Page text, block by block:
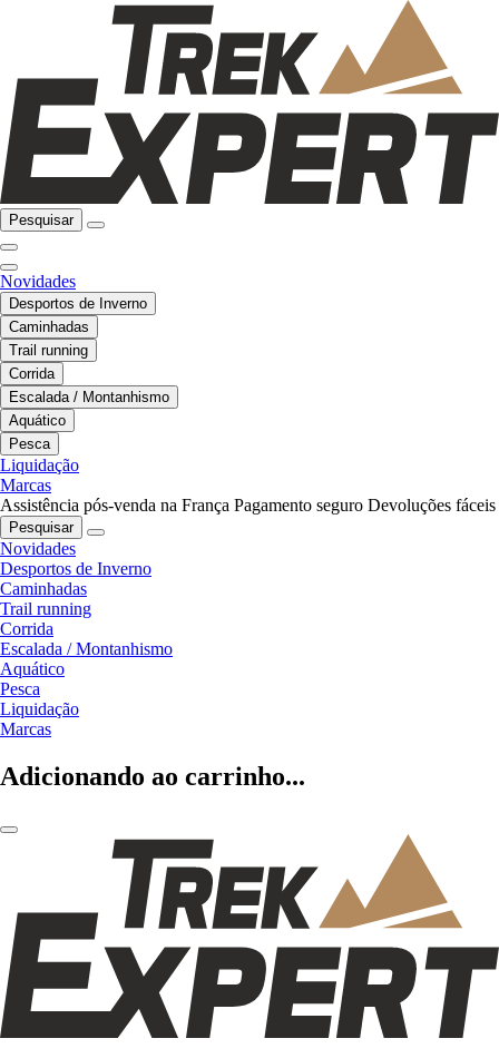
Pesquisar
Novidades
Desportos de Inverno
Caminhadas
Trail running
Corrida
Escalada / Montanhismo
Aquático
Pesca
Liquidação
Marcas
Assistência pós-venda na França Pagamento seguro Devoluções fáceis
Pesquisar
Novidades
Desportos de Inverno
Caminhadas
Trail running
Corrida
Escalada / Montanhismo
Aquático
Pesca
Liquidação
Marcas
Adicionando ao carrinho...